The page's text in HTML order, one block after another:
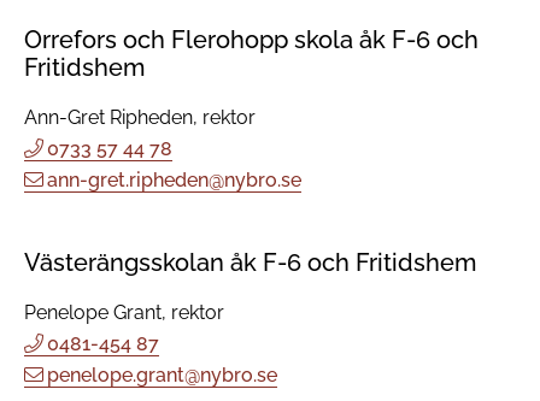
Orrefors och Flerohopp skola åk F-6 och
Fritidshem
Ann-Gret Ripheden, rektor
0733 57 44 78
ann-gret.ripheden@nybro.se
Västerängsskolan åk F-6 och Fritidshem
Penelope Grant, rektor
0481-454 87
penelope.grant@nybro.se